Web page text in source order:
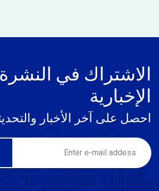
الاشتراك في النشرة
الإخبارية
احصل على آخر الأخبار